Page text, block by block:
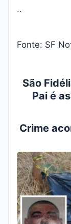
..
Fonte: SF
São
Pai é
Crime